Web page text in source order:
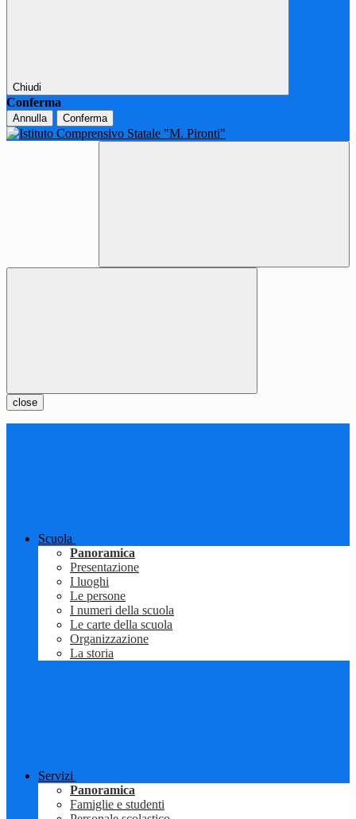
Chiudi
Conferma
Annulla Conferma
close
Scuola
Panoramica
Presentazione
I luoghi
Le persone
I numeri della scuola
Le carte della scuola
Organizzazione
La storia
Servizi
Panoramica
Famiglie e studenti